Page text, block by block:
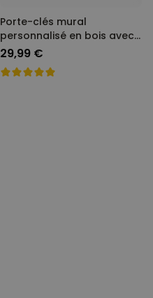
Porte-clés mural
personnalisé en bois avec
photo et texte
29,99 €